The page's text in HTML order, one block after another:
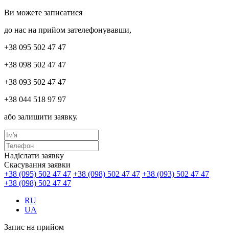
Ви можете записатися
до нас на прийом зателефонувавши,
+38 095 502 47 47
+38 098 502 47 47
+38 093 502 47 47
+38 044 518 97 97
або залишити заявку.
Надіслати заявку
Скасування заявки
+38 (095) 502 47 47 +38 (098) 502 47 47 +38 (093) 502 47 47
+38 (098) 502 47 47
RU
UA
Запис на прийом